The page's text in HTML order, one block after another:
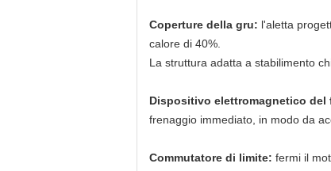
Coperture della gru: l'aletta
calore di 40%.
La struttura adatta a stabilimento
Dispositivo elettromagnetico del
frenaggio immediato, in modo da
Commutatore di limite: fermi il